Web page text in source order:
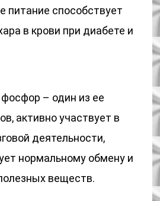
питание способствует
в крови при диабете и
– один из ее
активно участвует в
деятельности,
нормальному обмену и
веществ.